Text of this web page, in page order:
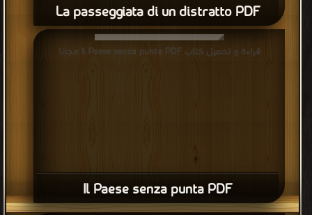
La passeggiata di un distratto PDF
Il Paese senza punta PDF
قراءة و تحميل كتاب Il Paese senza punta PDF مجانا